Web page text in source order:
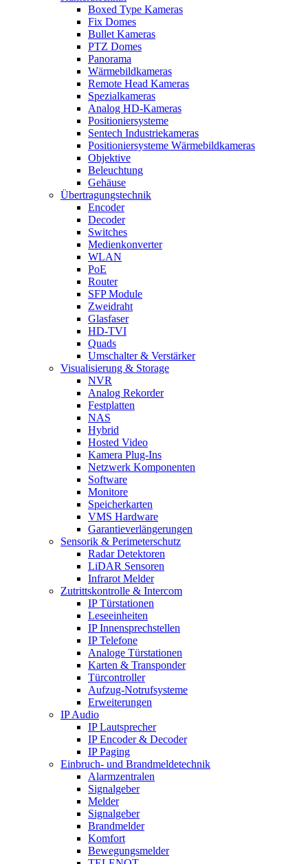
Boxed Type Kameras
Fix Domes
Bullet Kameras
PTZ Domes
Panorama
Wärmebildkameras
Remote Head Kameras
Spezialkameras
Analog HD-Kameras
Positioniersysteme
Sentech Industriekameras
Positioniersysteme Wärmebildkameras
Objektive
Beleuchtung
Gehäuse
Übertragungstechnik
Encoder
Decoder
Switches
Medienkonverter
WLAN
PoE
Router
SFP Module
Zweidraht
Glasfaser
HD-TVI
Quads
Umschalter & Verstärker
Visualisierung & Storage
NVR
Analog Rekorder
Festplatten
NAS
Hybrid
Hosted Video
Kamera Plug-Ins
Netzwerk Komponenten
Software
Monitore
Speicherkarten
VMS Hardware
Garantieverlängerungen
Sensorik & Perimeterschutz
Radar Detektoren
LiDAR Sensoren
Infrarot Melder
Zutrittskontrolle & Intercom
IP Türstationen
Leseeinheiten
IP Innensprechstellen
IP Telefone
Analoge Türstationen
Karten & Transponder
Türcontroller
Aufzug-Notrufsysteme
Erweiterungen
IP Audio
IP Lautsprecher
IP Encoder & Decoder
IP Paging
Einbruch- und Brandmeldetechnik
Alarmzentralen
Signalgeber
Melder
Signalgeber
Brandmelder
Komfort
Bewegungsmelder